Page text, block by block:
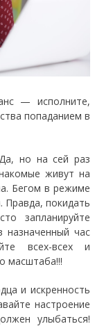
— исполните,
попаданием в
но на сей раз
живут на
Бегом в режиме
Правда, покидать
запланируйте
час
всех-всех и
масштаба!!!
и искренность
настроение
улыбаться!